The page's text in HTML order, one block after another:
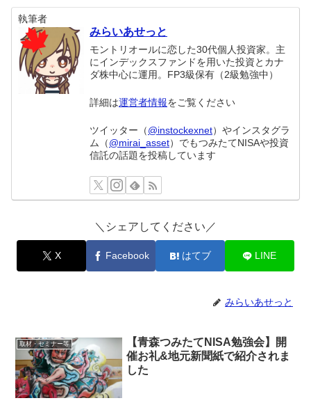
執筆者
みらいあせっと
モントリオールに恋した30代個人投資家。主
にインデックスファンドを用いた投資とカナ
ダ株中心に運用。FP3級保有（2級勉強中）
詳細は運営者情報をご覧ください
ツイッター（@instockexnet）やインスタグラ
ム（@mirai_asset）でもつみたてNISAや投資
信託の話題を投稿しています
＼シェアしてください／
X Facebook はてブ LINE
みらいあせっと
取材・セミナー等
【青森つみたてNISA勉強会】開
催お礼&地元新聞紙で紹介されま
した